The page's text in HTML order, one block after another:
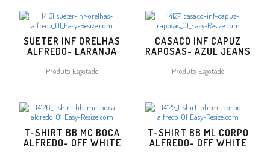
SUETER INF ORELHAS
ALFREDO- LARANJA
Produto Esgotado
CASACO INF CAPUZ
RAPOSAS- AZUL JEANS
Produto Esgotado
T-SHIRT BB MC BOCA
ALFREDO- OFF WHITE
T-SHIRT BB ML CORPO
ALFREDO- OFF WHITE